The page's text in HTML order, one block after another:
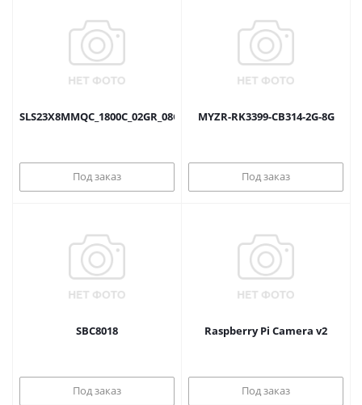
SLS23X8MMQC_1800C_02GR_08GE_1WB_C
Под заказ
MYZR-RK3399-CB314-2G-8G
Под заказ
SBC8018
Под заказ
Raspberry Pi Camera v2
Под заказ